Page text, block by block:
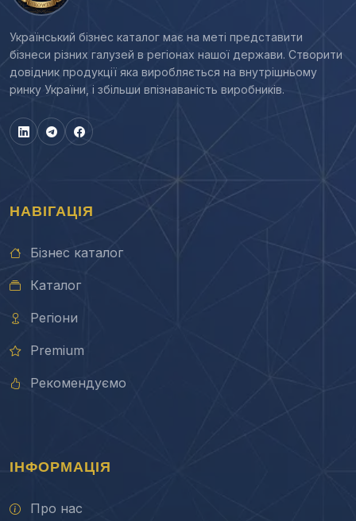
Український бізнес каталог має на меті представити
бізнеси різних галузей в регіонах нашої держави. Створити
довідник продукції яка виробляється на внутрішньому
ринку України, і збільши впізнаваність виробників.
НАВІГАЦІЯ
Бізнес каталог
Каталог
Регіони
Premium
Рекомендуємо
ІНФОРМАЦІЯ
Про нас